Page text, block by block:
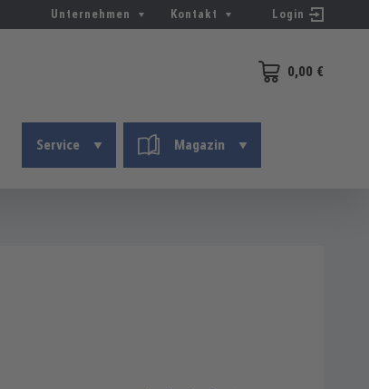
Unternehmen Kontakt Login
0,00 €
Warenkorb
Service Magazin